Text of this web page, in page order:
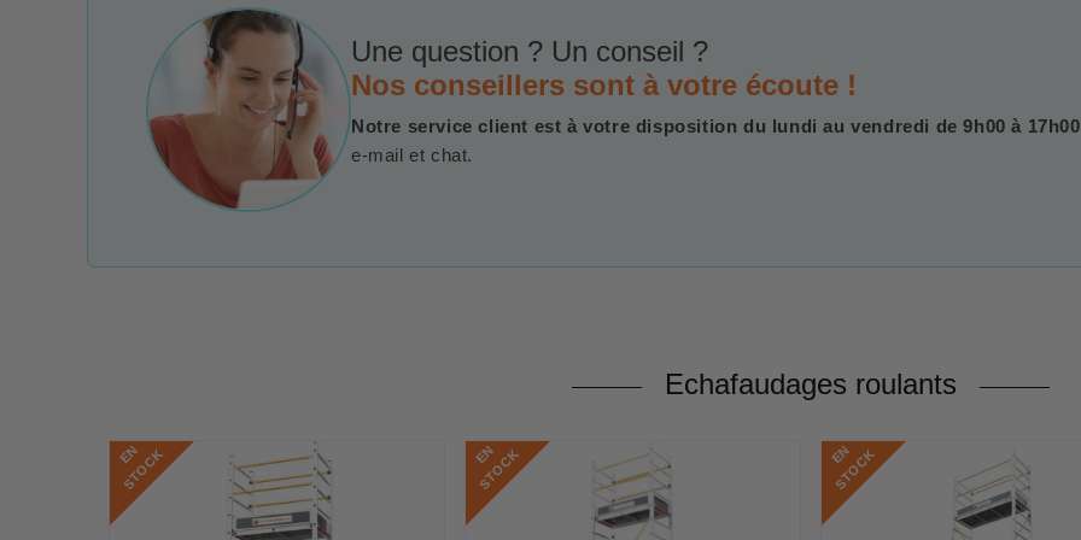
Une question ? Un conseil ?
Nos conseillers sont à votre écoute !
Notre service client est à votre disposition du lundi au vendredi de 9h00 à 17h00
e-mail et chat.
Echafaudages roulants
E
N
S
T
O
C
K E
N
S
T
O
C
K E
N
S
T
O
C
K